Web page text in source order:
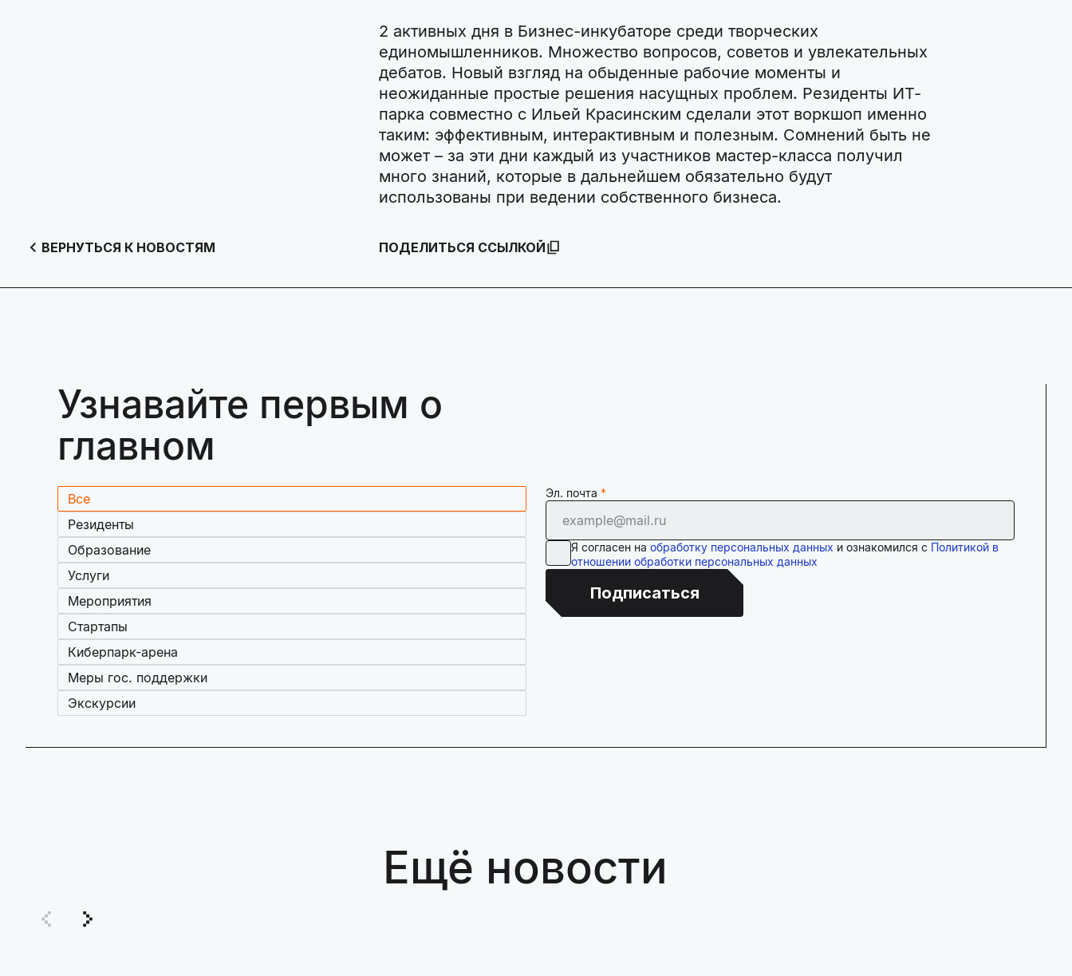
2 активных дня в Бизнес-инкубаторе среди творческих
единомышленников. Множество вопросов, советов и увлекательных
дебатов. Новый взгляд на обыденные рабочие моменты и
неожиданные простые решения насущных проблем. Резиденты ИТ-
парка совместно с Ильей Красинским сделали этот воркшоп именно
таким: эффективным, интерактивным и полезным. Сомнений быть не
может – за эти дни каждый из участников мастер-класса получил
много знаний, которые в дальнейшем обязательно будут
использованы при ведении собственного бизнеса.
ВЕРНУТЬСЯ К НОВОСТЯМ ПОДЕЛИТЬСЯ ССЫЛКОЙ
Узнавайте первым о
главном
Все
Резиденты
Образование
Услуги
Мероприятия
Стартапы
Киберпарк-арена
Меры гос. поддержки
Экскурсии
Эл. почта
Я согласен на обработку персональных данных и ознакомился с Политикой в
отношении обработки персональных данных
Подписаться
Ещё новости